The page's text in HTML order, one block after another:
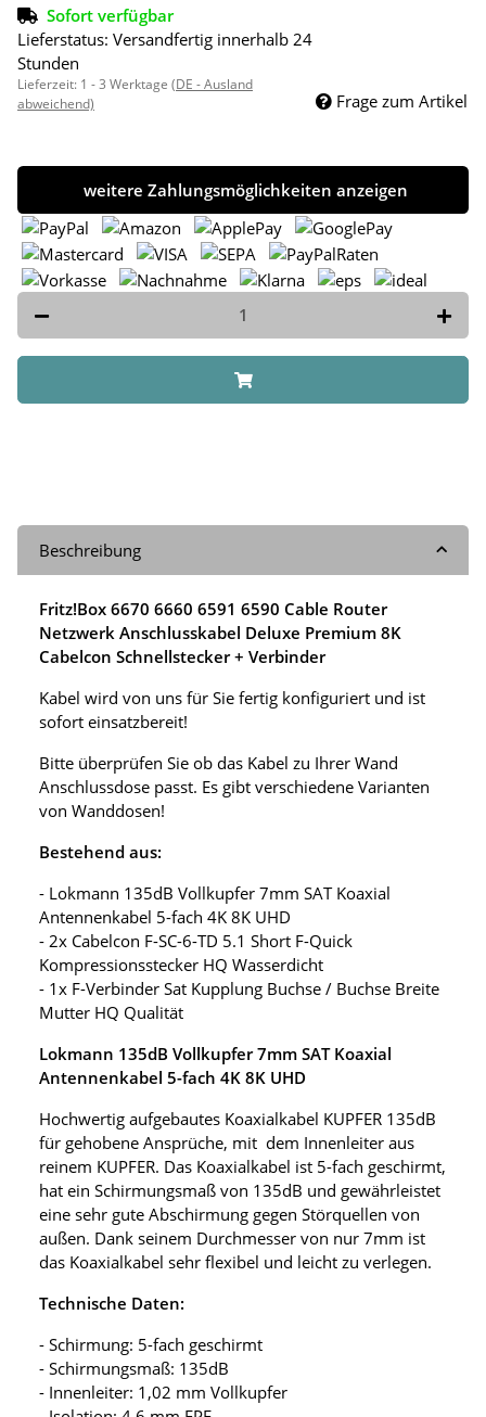
Sofort verfügbar
Lieferstatus: Versandfertig innerhalb 24
Stunden
Lieferzeit: 1 - 3 Werktage (DE - Ausland
abweichend)
Frage zum Artikel
weitere Zahlungsmöglichkeiten anzeigen
Beschreibung
Fritz!Box 6670 6660 6591 6590 Cable Router
Netzwerk Anschlusskabel Deluxe Premium 8K
Cabelcon Schnellstecker + Verbinder
Kabel wird von uns für Sie fertig konfiguriert und ist
sofort einsatzbereit!
Bitte überprüfen Sie ob das Kabel zu Ihrer Wand
Anschlussdose passt. Es gibt verschiedene Varianten
von Wanddosen!
Bestehend aus:
- Lokmann 135dB Vollkupfer 7mm SAT Koaxial
Antennenkabel 5-fach 4K 8K UHD
- 2x Cabelcon F-SC-6-TD 5.1 Short F-Quick
Kompressionsstecker HQ Wasserdicht
- 1x F-Verbinder Sat Kupplung Buchse / Buchse Breite
Mutter HQ Qualität
Lokmann 135dB Vollkupfer 7mm SAT Koaxial
Antennenkabel 5-fach 4K 8K UHD
Hochwertig aufgebautes Koaxialkabel KUPFER 135dB
für gehobene Ansprüche, mit dem Innenleiter aus
reinem KUPFER. Das Koaxialkabel ist 5-fach geschirmt,
hat ein Schirmungsmaß von 135dB und gewährleistet
eine sehr gute Abschirmung gegen Störquellen von
außen. Dank seinem Durchmesser von nur 7mm ist
das Koaxialkabel sehr flexibel und leicht zu verlegen.
Technische Daten:
- Schirmung: 5-fach geschirmt
- Schirmungsmaß: 135dB
- Innenleiter: 1,02 mm Vollkupfer